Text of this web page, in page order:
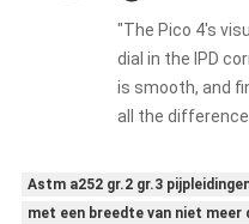
"The Pico 4's
dial in the IPD
is smooth, and
all the
set it up
fantastic once
Astm a252 gr.2 gr.3
met een breedte van niet meer